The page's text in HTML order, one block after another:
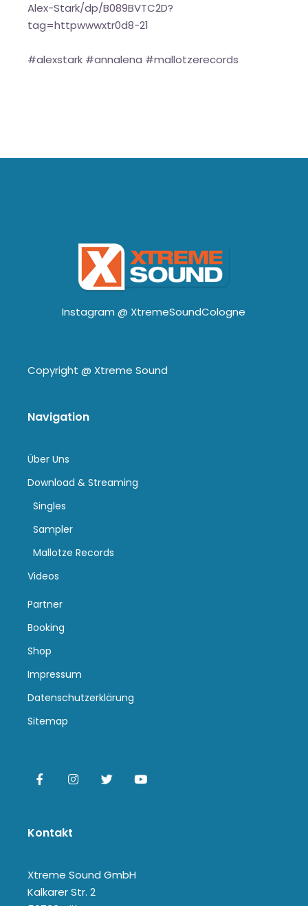
Alex-Stark/dp/B089BVTC2D?
tag=httpwwwxtr0d8-21
#alexstark #annalena #mallotzerecords
Instagram @ XtremeSoundCologne
Copyright @ Xtreme Sound
Navigation
Über Uns
Download & Streaming
Singles
Sampler
Mallotze Records
Videos
Partner
Booking
Shop
Impressum
Datenschutzerklärung
Sitemap
Kontakt
Xtreme Sound GmbH
Kalkarer Str. 2